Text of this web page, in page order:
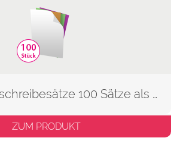
Selbstdurchschreibesätze 100 Sätze als Block
ZUM PRODUKT